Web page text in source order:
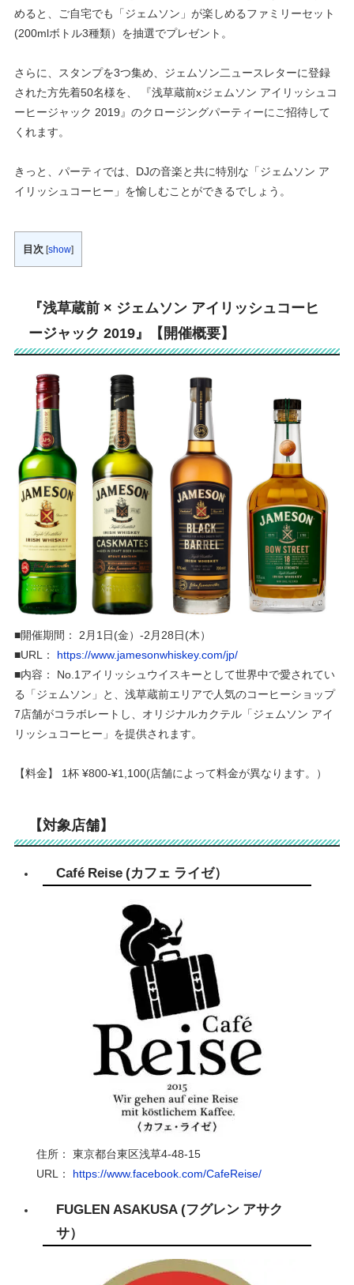
めると、ご自宅でも「ジェムソン」が楽しめるファミリーセット
(200mlボトル3種類）を抽選でプレゼント。
さらに、スタンプを3つ集め、ジェムソン二ュースレターに登録
された方先着50名様を、 『浅草蔵前xジェムソン アイリッシュコ
ーヒージャック 2019 』のクロージングパーティーにご招待して
くれます。
きっと、パーティでは、 DJの音楽と共に特別な「ジェムソン ア
イリッシュコーヒー」を愉しむことができるでしょう。
目次 [show]
『浅草蔵前 × ジェムソン アイリッシュコーヒ
ージャック 2019』【開催概要】
■開催期間： 2 月 1 日(金）-2 月 28 日(木）
■URL：
https://www.jamesonwhiskey.com/jp/
■内容：
No.1 アイリッシュウイスキーとして世界中で愛されてい
る「ジェムソン」と、浅草蔵前エリアで人気のコーヒーショップ
7 店舗がコラボレートし、オリジナルカクテル「ジェムソン アイ
リッシュコーヒー」を提供されます。
【料金】 1 杯 ¥800-¥1,100(店舗によって料金が異なります。）
【対象店舗】
Café Reise (カフェ ライゼ）
住所： 東京都台東区浅草4-48-15
URL：
https://www.facebook.com/CafeReise/
FUGLEN ASAKUSA (フグレン アサク
サ）